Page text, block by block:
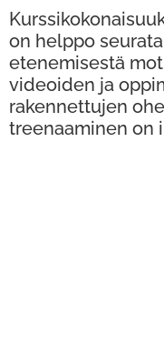
on helppo
etenemisestä
videoiden ja
rakennettujen
treenaaminen on